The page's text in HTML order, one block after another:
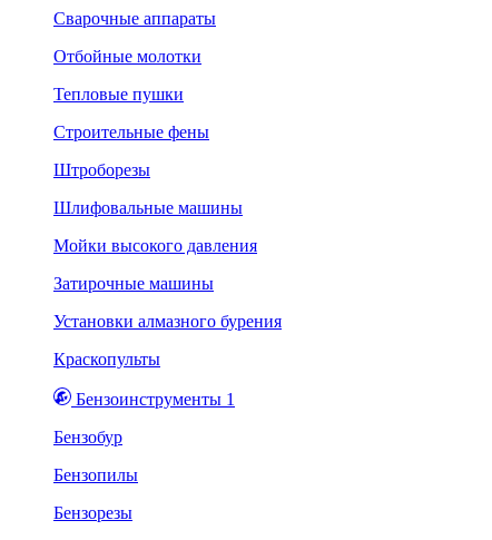
Сварочные аппараты
Отбойные молотки
Тепловые пушки
Строительные фены
Штроборезы
Шлифовальные машины
Мойки высокого давления
Затирочные машины
Установки алмазного бурения
Краскопульты
Бензоинструменты 1
Бензобур
Бензопилы
Бензорезы